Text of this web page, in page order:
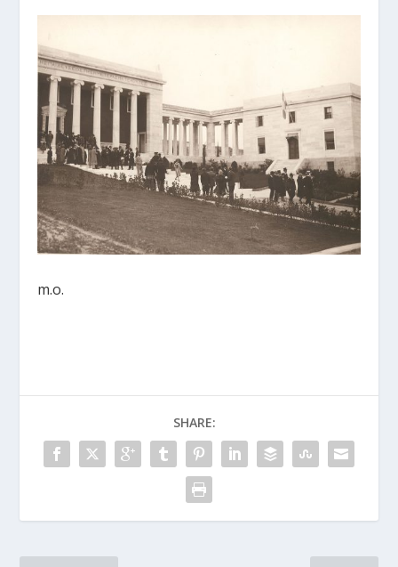
m.o.
SHARE: